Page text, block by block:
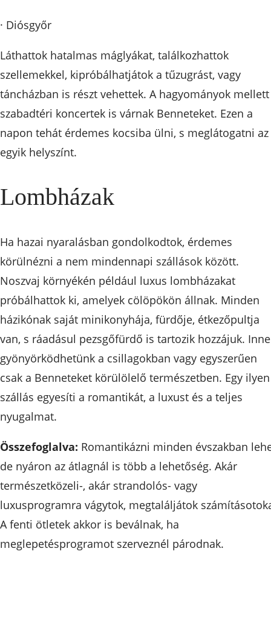
· Diósgyőr
Láthattok hatalmas máglyákat, találkozhattok
szellemekkel, kipróbálhatjátok a tűzugrást, vagy
táncházban is részt vehettek. A hagyományok mellett
szabadtéri koncertek is várnak Benneteket. Ezen a
napon tehát érdemes kocsiba ülni, s meglátogatni az
egyik helyszínt.
Lombházak
Ha hazai nyaralásban gondolkodtok, érdemes
körülnézni a nem mindennapi szállások között.
Noszvaj környékén például luxus lombházakat
próbálhattok ki, amelyek cölöpökön állnak. Minden
házikónak saját minikonyhája, fürdője, étkezőpultja
van, s ráadásul pezsgőfürdő is tartozik hozzájuk.
gyönyörködhetünk a csillagokban vagy egyszerűen
csak a Benneteket körülölelő természetben. Egy ilyen
szállás egyesíti a romantikát, a luxust és a teljes
nyugalmat.
Összefoglalva: Romantikázni minden évszakban
de nyáron az átlagnál is több a lehetőség. Akár
természetközeli-, akár strandolós- vagy
luxusprogramra vágytok, megtaláljátok
A fenti ötletek akkor is beválnak, ha
meglepetésprogramot szerveznél párodnak.